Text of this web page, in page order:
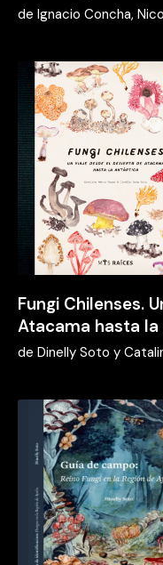
de Ignacio Concha,
Fungi Chilenses.
Atacama hasta
de Dinelly Soto y